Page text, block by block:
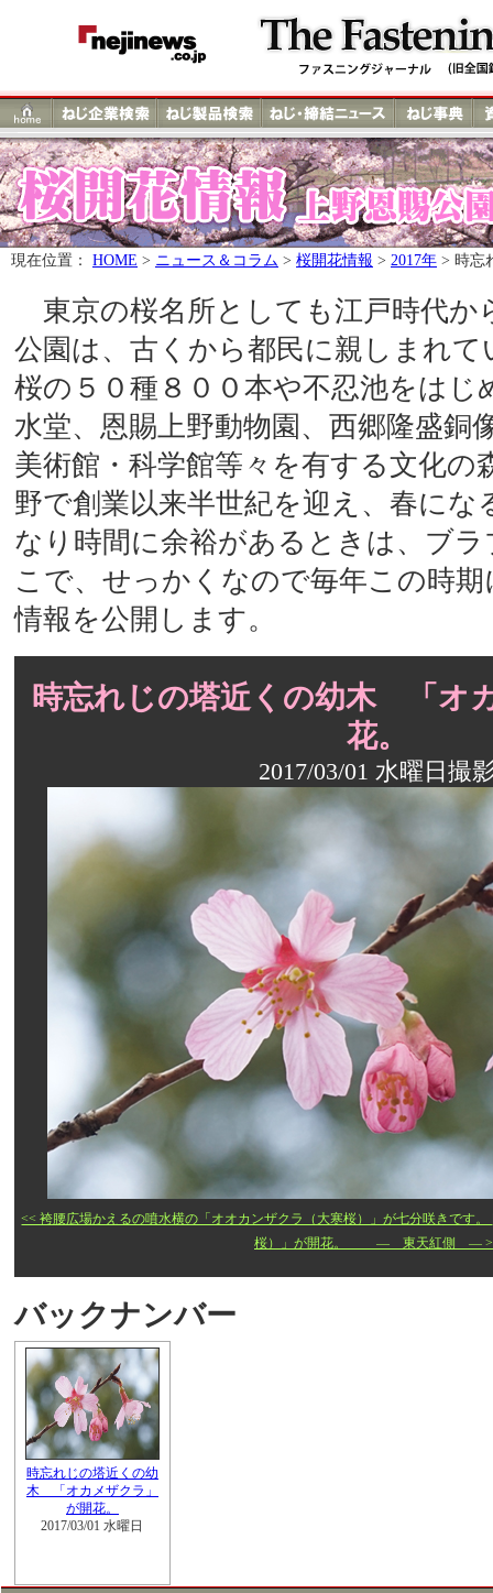
現在位置： HOME > ニュース＆コラム > 桜開花情報 > 2017年 > 時忘
東京の桜名所としても江戸時代か
公園は、古くから都民に親しまれ
桜の５０種８００本や不忍池をはじ
水堂、恩賜上野動物園、西郷隆盛銅
美術館・科学館等々を有する文化の
野で創業以来半世紀を迎え、春にな
なり時間に余裕があるときは、ブ
こで、せっかくなので毎年この時
情報を公開します。
時忘れじの塔近くの幼木 「オ
花。
2017/03/01 水曜日撮
<< 袴腰広場かえるの噴水横の「オオカンザクラ（大寒桜）」が七分咲きです。
桜）」が開花。 ― 東天紅側 ―
バックナンバー
時忘れじの塔近くの幼
木 「オカメザクラ」
が開花。
2017/03/01 水曜日